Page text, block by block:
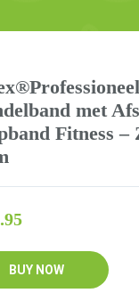
met
Fitness –
BUY NOW